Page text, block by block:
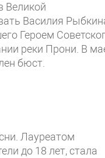
Великой
Василия
Героем
реки Прони. В
бюст.
Лауреатом
до 18 лет, стала